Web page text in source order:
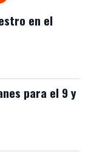
en el
para el 9 y